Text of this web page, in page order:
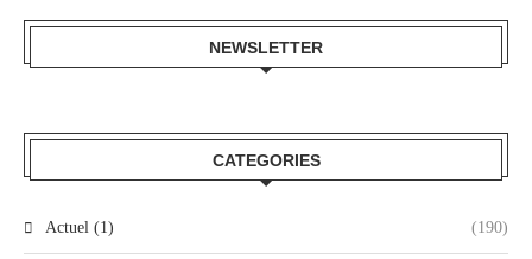
NEWSLETTER
CATEGORIES
Actuel (1) (190)